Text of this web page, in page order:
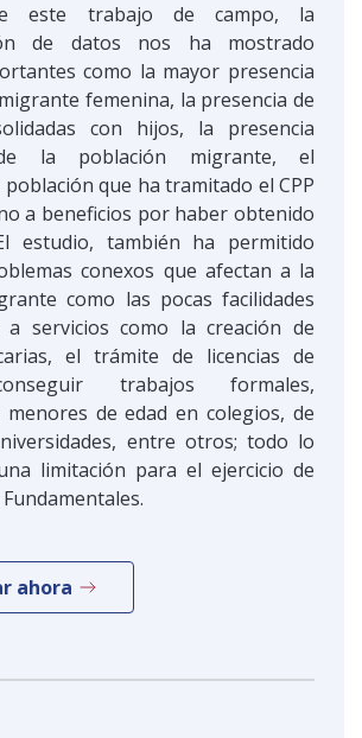
este trabajo de campo, la
de datos nos ha mostrado
como la mayor presencia
femenina, la presencia de
con hijos, la presencia
la población migrante, el
que ha tramitado el CPP
a beneficios por haber obtenido
estudio, también ha permitido
conexos que afectan a la
como las pocas facilidades
a servicios como la creación de
el trámite de licencias de
trabajos formales,
menores de edad en colegios, de
entre otros; todo lo
limitación para el ejercicio de
ahora